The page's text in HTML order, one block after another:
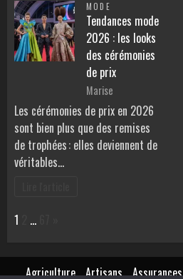
MODE
Tendances mode
2026 : les looks
des cérémonies
de prix
Marise
Les cérémonies de prix en 2026
sont bien plus que des remises
de trophées : elles deviennent de
véritables…
Page:
1 …
Agriculture Artisans Assurances